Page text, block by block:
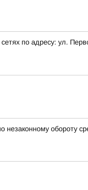
по адресу: ул.
незаконному обороту